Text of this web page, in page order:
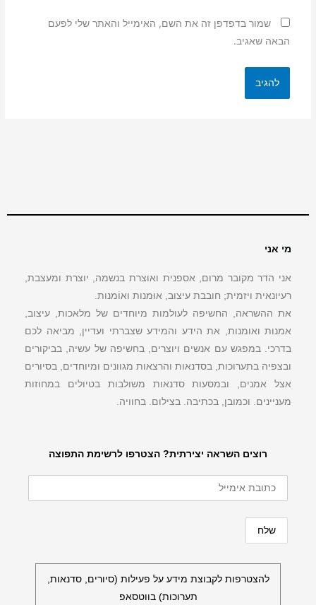
שמור בדפדפן זה את השם, האימייל והאתר שלי לפעם
הבאה שאגיב.
רוצים השראה יצירתית? הצטרפו לרשימת התפוצה
להצטרפות לקבוצת מידע על פעילות (סיורים, סדנאות,
תערוכות) בווטסאפ
מי אני
אני הדר מקובר מרום, אספנית ואוצרת בנשמה, יוצרת ומעצבת,
רעיונאית ויזמית; חובבת עיצוב, אוּמנות ואוֹמנות.
את ההשראה, החשיפה לעולמות מיוחדים של מלאכות, עיצוב,
אמנות ואומנות, את הידע והמידע שצברתי ועדיין, מביאה לכם
בדרכי. במפגש עם אנשים ויוצרים, בחשיפה של עשיה, בביקורים
ובצפיה בתערוכות, בסדנאות והרצאות מגוונים ומיוחדים, בסיורים
אצל אמנים, ובמסעות סדנאות משולבות בטיולים במחוזות
מעניינים. וכמובן, בכתיבה. בצילום. בחוויה.